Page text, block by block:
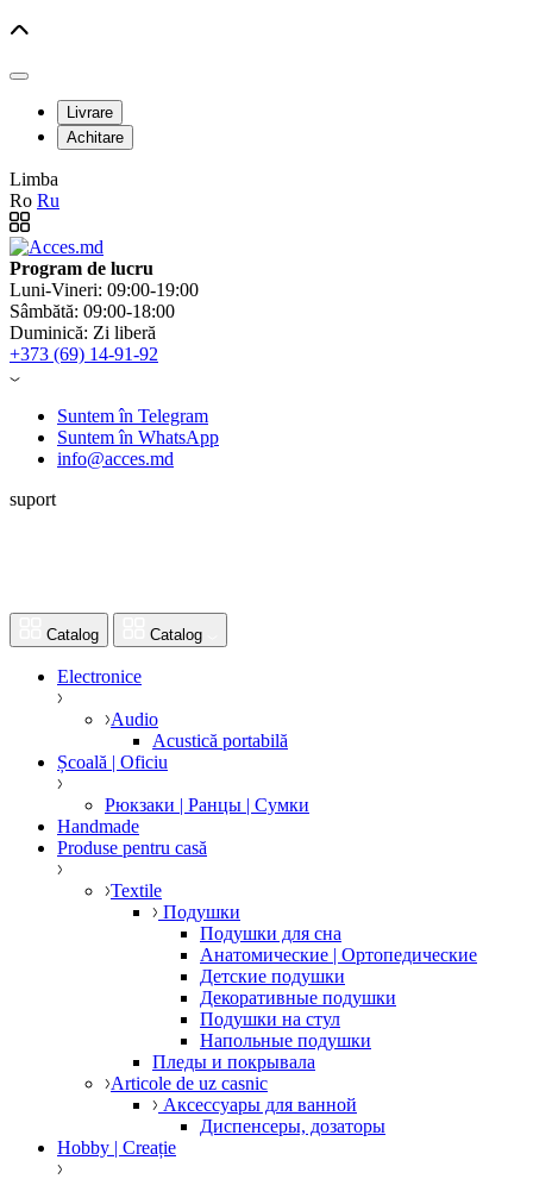
Livrare
Achitare
Limba
Ro Ru
Program de lucru
Luni-Vineri: 09:00-19:00
Sâmbătă: 09:00-18:00
Duminică: Zi liberă
+373 (69) 14-91-92
Suntem în Telegram
Suntem în WhatsApp
info@acces.md
suport
Catalog Catalog
Electronice
Audio
Acustică portabilă
Școală | Oficiu
Рюкзаки | Ранцы | Сумки
Handmade
Produse pentru casă
Textile
Подушки
Подушки для сна
Анатомические | Ортопедические
Детские подушки
Декоративные подушки
Подушки на стул
Напольные подушки
Пледы и покрывала
Articole de uz casnic
Аксессуары для ванной
Диспенсеры, дозаторы
Hobby | Creație